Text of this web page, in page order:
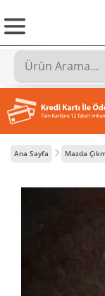
Ana Sayfa Mazda